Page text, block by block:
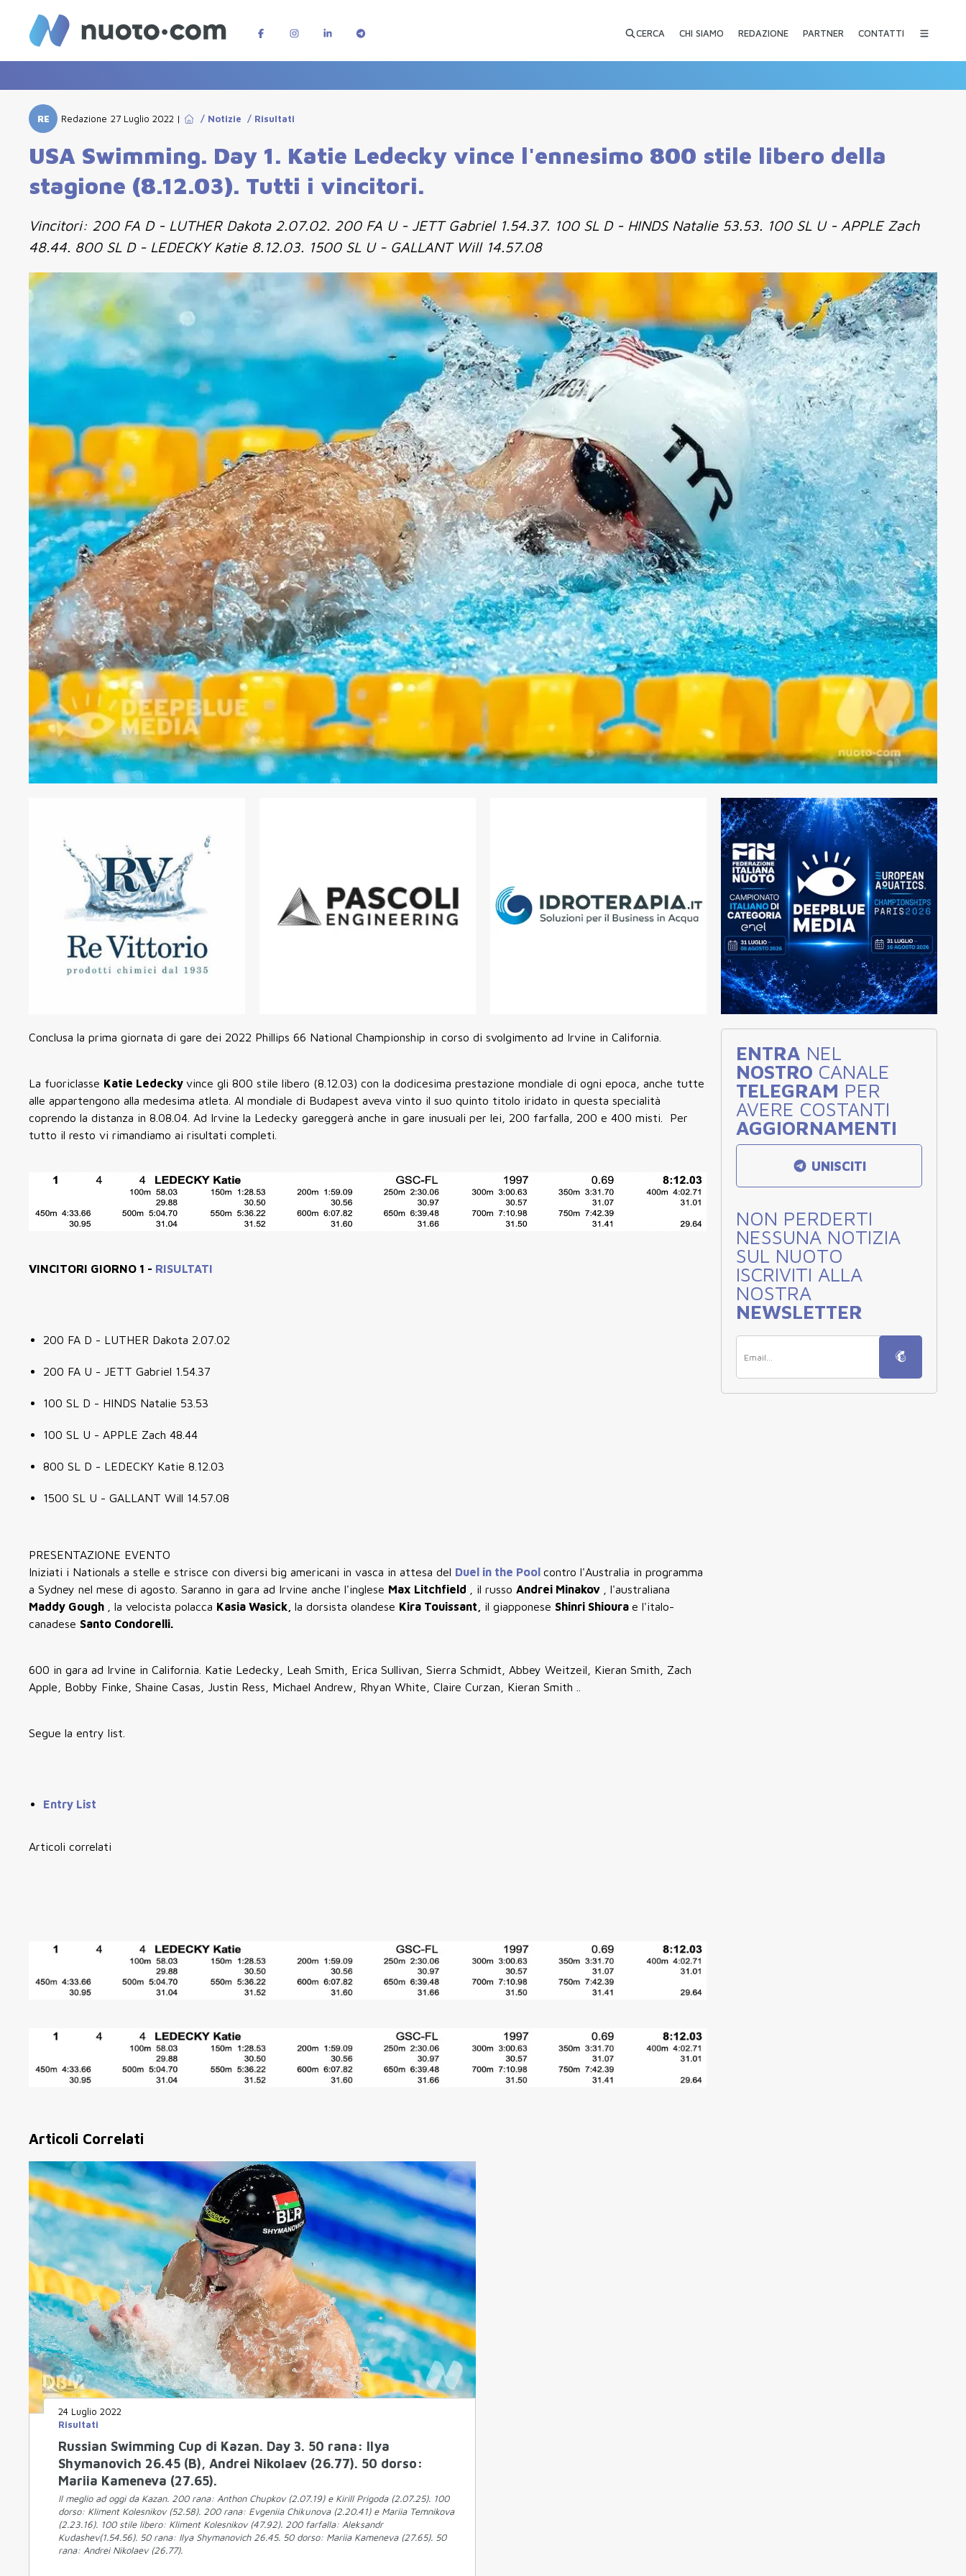
CERCA CHI SIAMO REDAZIONE PARTNER CONTATTI
RE Redazione 27 Luglio 2022 | / Notizie / Risultati
USA Swimming. Day 1. Katie Ledecky vince l'ennesimo 800 stile libero della
stagione (8.12.03). Tutti i vincitori.
Vincitori: 200 FA D - LUTHER Dakota 2.07.02. 200 FA U - JETT Gabriel 1.54.37. 100 SL D - HINDS Natalie 53.53. 100 SL U - APPLE Zach
48.44. 800 SL D - LEDECKY Katie 8.12.03. 1500 SL U - GALLANT Will 14.57.08
Conclusa la prima giornata di gare dei 2022 Phillips 66 National Championship in corso di svolgimento ad Irvine in California.
La fuoriclasse Katie Ledecky vince gli 800 stile libero (8.12.03) con la dodicesima prestazione mondiale di ogni epoca, anche tutte
alle appartengono alla medesima atleta. Al mondiale di Budapest aveva vinto il suo quinto titolo iridato in questa specialità
coprendo la distanza in 8.08.04. Ad Irvine la Ledecky gareggerà anche in gare inusuali per lei, 200 farfalla, 200 e 400 misti. Per
tutto il resto vi rimandiamo ai risultati completi.
VINCITORI GIORNO 1 - RISULTATI
200 FA D - LUTHER Dakota 2.07.02
200 FA U - JETT Gabriel 1.54.37
100 SL D - HINDS Natalie 53.53
100 SL U - APPLE Zach 48.44
800 SL D - LEDECKY Katie 8.12.03
1500 SL U - GALLANT Will 14.57.08
PRESENTAZIONE EVENTO
Iniziati i Nationals a stelle e strisce con diversi big americani in vasca in attesa del Duel in the Pool contro l'Australia in programma
a Sydney nel mese di agosto. Saranno in gara ad Irvine anche l'inglese Max Litchfield , il russo Andrei Minakov
, l'australiana
Maddy Gough
, la velocista polacca Kasia Wasick, la dorsista olandese Kira Touissant, il giapponese Shinri Shioura e l'italo-
canadese Santo Condorelli.
600 in gara ad Irvine in California. Katie Ledecky, Leah Smith, Erica Sullivan, Sierra Schmidt, Abbey Weitzeil, Kieran Smith, Zach
Apple, Bobby Finke, Shaine Casas, Justin Ress, Michael Andrew, Rhyan White, Claire Curzan, Kieran Smith ..
Segue la entry list.
Entry List
Articoli correlati
ENTRA NEL
NOSTRO CANALE
TELEGRAM PER
AVERE COSTANTI
AGGIORNAMENTI
UNISCITI
NON PERDERTI
NESSUNA NOTIZIA
SUL NUOTO
ISCRIVITI ALLA
NOSTRA
NEWSLETTER
Articoli Correlati
24 Luglio 2022
Risultati
Russian Swimming Cup di Kazan. Day 3. 50 rana: Ilya
Shymanovich 26.45 (B), Andrei Nikolaev (26.77). 50 dorso:
Mariia Kameneva (27.65).
Il meglio ad oggi da Kazan. 200 rana: Anthon Chupkov (2.07.19) e Kirill Prigoda (2.07.25). 100
dorso: Kliment Kolesnikov (52.58). 200 rana: Evgeniia Chikunova (2.20.41) e Mariia Temnikova
(2.23.16). 100 stile libero: Kliment Kolesnikov (47.92). 200 farfalla: Aleksandr
Kudashev(1.54.56). 50 rana: Ilya Shymanovich 26.45. 50 dorso: Mariia Kameneva (27.65). 50
rana: Andrei Nikolaev (26.77).